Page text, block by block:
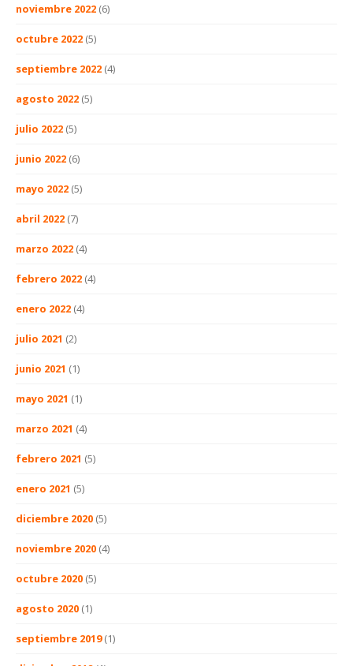
noviembre 2022 (6)
octubre 2022 (5)
septiembre 2022 (4)
agosto 2022 (5)
julio 2022 (5)
junio 2022 (6)
mayo 2022 (5)
abril 2022 (7)
marzo 2022 (4)
febrero 2022 (4)
enero 2022 (4)
julio 2021 (2)
junio 2021 (1)
mayo 2021 (1)
marzo 2021 (4)
febrero 2021 (5)
enero 2021 (5)
diciembre 2020 (5)
noviembre 2020 (4)
octubre 2020 (5)
agosto 2020 (1)
septiembre 2019(1)